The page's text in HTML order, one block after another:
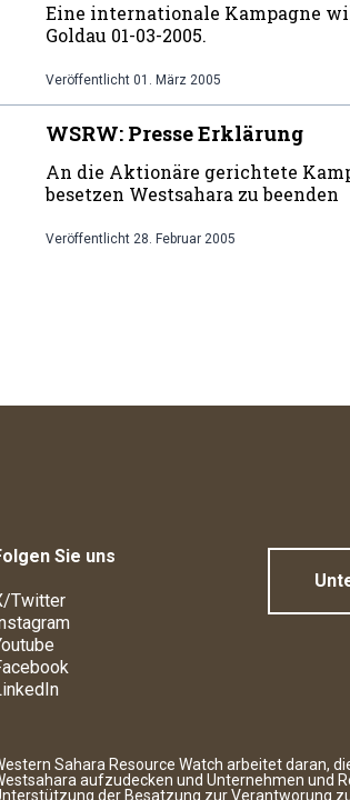
Eine internationale Kampagne
Goldau 01-03-2005.
Veröffentlicht 01. März 2005
WSRW: Presse Erklärung
An die Aktionäre gerichtete
besetzen Westsahara zu beenden
Veröffentlicht 28. Februar 2005
Sie uns
Twitter
Sahara Resource Watch arbeitet daran,
aufzudecken und Unternehmen und
der Besatzung zur Verantworung